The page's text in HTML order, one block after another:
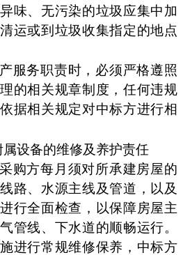
味、无污染的垃圾应集中加
运或到垃圾收集指定的地点
服务职责时，必须严格遵照
的相关规章制度，任何违规
据相关规定对中标方进行相
设备的维修及养护责任
购方每月须对所承建房屋的
路、水源主线及管道，以及
行全面检查，以保障房屋主
管线、下水道的顺畅运行。
进行常规维修保养，中标方